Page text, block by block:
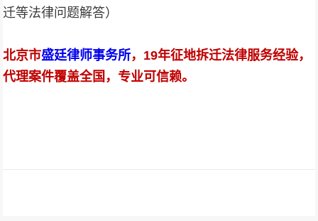
迁等法律问题解答）
北京市盛廷律师事务所， 19年征地拆迁法律服务经验，
代理案件覆盖全国，专业可信赖。